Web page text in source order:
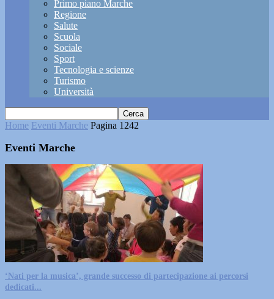
Primo piano Marche
Regione
Salute
Scuola
Sociale
Sport
Tecnologia e scienze
Turismo
Università
Home Eventi Marche Pagina 1242
Eventi Marche
‘Nati per la musica’, grande successo di partecipazione ai percorsi
dedicati...